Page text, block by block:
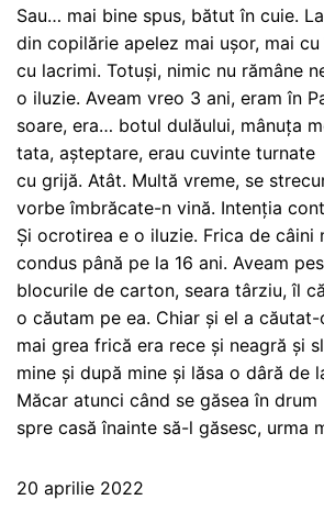
Sau… mai bine spus, bătut în cuie.
din copilărie apelez mai ușor, mai
cu lacrimi. Totuși, nimic nu rămâne
o iluzie. Aveam vreo 3 ani, eram în
soare, era… botul dulăului, mânuța
tata, așteptare, erau cuvinte turnate
cu grijă. Atât. Multă vreme, se
vorbe îmbrăcate-n vină. Intenția
Și ocrotirea e o iluzie. Frica de câini
condus până pe la 16 ani. Aveam
blocurile de carton, seara târziu, îl
o căutam pe ea. Chiar și el a
mai grea frică era rece și neagră și
mine și după mine și lăsa o dâră de
Măcar atunci când se găsea în drum
spre casă înainte să-l găsesc, urma
20 aprilie 2022